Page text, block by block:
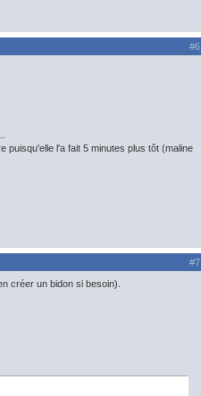
#6
puisqu'elle l'a fait 5 minutes plus tôt (maline
#7
créer un bidon si besoin).